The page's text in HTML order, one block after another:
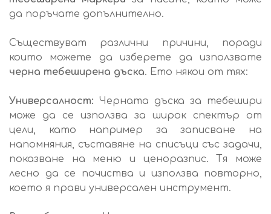
да поръчате допълнително.
Съществуват различни причини, поради
които можете да изберете да използвате
черна тебеширена дъска. Ето някои от тях:
Универсалност: Черната дъска за тебешири
може да се използва за широк спектър от
цели, като например за записване на
напомняния, съставяне на списъци със задачи,
показване на меню и ценоразпис. Тя може
лесно да се почиства и използва повторно,
което я прави универсален инструмент.